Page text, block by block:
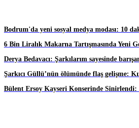
Bodrum'da yeni sosyal medya modası: 10
6 Bin Liralık Makarna Tartışmasında Yeni
Derya Bedavacı: Şarkılarım sayesinde
Şarkıcı Güllü’nün ölümünde flaş gelişme:
Bülent Ersoy Kayseri Konserinde Sinirlendi: